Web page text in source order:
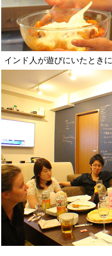
インド人が遊びにいたとき